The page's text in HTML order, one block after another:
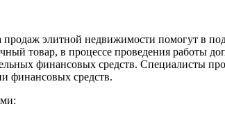
элитной недвижимости помогут в
товар, в процессе проведения работы
финансовых средств. Специалисты
финансовых средств.